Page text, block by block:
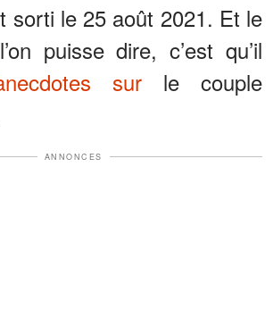
sorti le 25 août 2021. Et le
puisse dire, c’est qu’il
sur le couple
ANNONCES